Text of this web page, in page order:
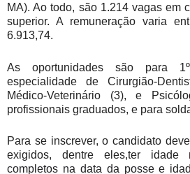
MA). Ao todo, são 1.214 vagas em
superior. A remuneração varia
6.913,74.
As oportunidades são para
especialidade de Cirurgião-
Médico-Veterinário (3), e
profissionais graduados, e para
Para se inscrever, o candidato
exigidos, dentre eles,ter
completos na data da posse e